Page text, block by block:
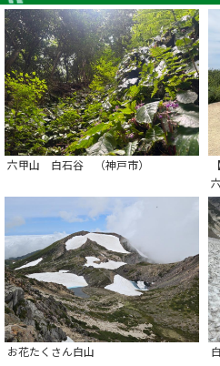
六甲山 白石谷 （神戸市）
お花たくさん白山